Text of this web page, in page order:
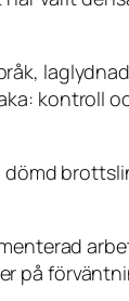
kontroll
på